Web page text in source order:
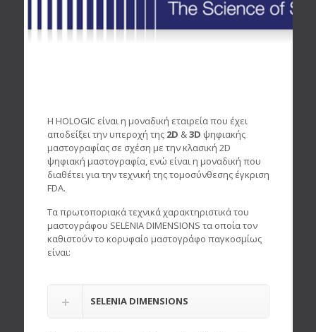
Η HOLOGIC είναι η μοναδική εταιρεία που έχει
αποδείξει την υπεροχή της 2D &3D ψηφιακής
μαστογραφίας σε σχέση με την κλασική 2D
ψηφιακή μαστογραφία, ενώ είναι η μοναδική που
διαθέτει για την τεχνική της τομοσύνθεσης έγκριση
FDA.
Τα πρωτοποριακά τεχνικά χαρακτηριστικά του
μαστογράφου SELENIA DIMENSIONS τα οποία τον
καθιστούν το κορυφαίο μαστογράφο παγκοσμίως
είναι:
SELENIA DIMENSIONS